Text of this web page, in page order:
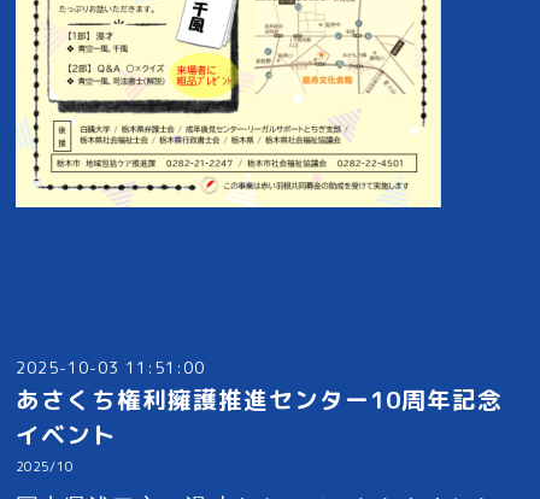
2025-10-03 11:51:00
あさくち権利擁護推進センター10周年記念
イベント
2025/10